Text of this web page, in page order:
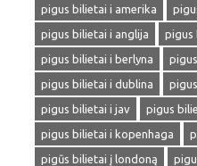
pigus bilietai i amerika
pigus bilietai i anglija
pigus
pigus bilietai i berlyna
pigus bilietai i dublina
pigus bilietai i jav
pigus
pigus bilietai i kopenhaga
pigūs bilietai į londoną